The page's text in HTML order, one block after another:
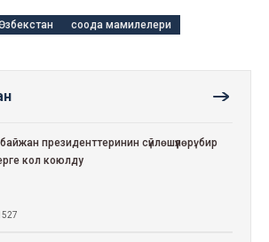
соода мамилелери
президенттеринин сүйлөшүүлөрү: бир
кол коюлду